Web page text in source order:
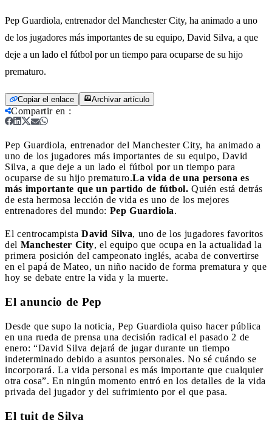
Pep Guardiola, entrenador del Manchester City, ha animado a uno
de los jugadores más importantes de su equipo, David Silva, a que
deje a un lado el fútbol por un tiempo para ocuparse de su hijo
prematuro.
Copiar el enlace Archivar artículo
Compartir en :
Pep Guardiola, entrenador del Manchester City, ha animado a
uno de los jugadores más importantes de su equipo, David
Silva, a que deje a un lado el fútbol por un tiempo para
ocuparse de su hijo prematuro.La vida de una persona es
más importante que un partido de fútbol. Quién está detrás
de esta hermosa lección de vida es uno de los mejores
entrenadores del mundo: Pep Guardiola.
El centrocampista David Silva, uno de los jugadores favoritos
del Manchester City, el equipo que ocupa en la actualidad la
primera posición del campeonato inglés, acaba de convertirse
en el papá de Mateo, un niño nacido de forma prematura y que
hoy se debate entre la vida y la muerte.
El anuncio de Pep
Desde que supo la noticia, Pep Guardiola quiso hacer pública
en una rueda de prensa una decisión radical el pasado 2 de
enero: “David Silva dejará de jugar durante un tiempo
indeterminado debido a asuntos personales. No sé cuándo se
incorporará. La vida personal es más importante que cualquier
otra cosa”. En ningún momento entró en los detalles de la vida
privada del jugador y del sufrimiento por el que pasa.
El tuit de Silva